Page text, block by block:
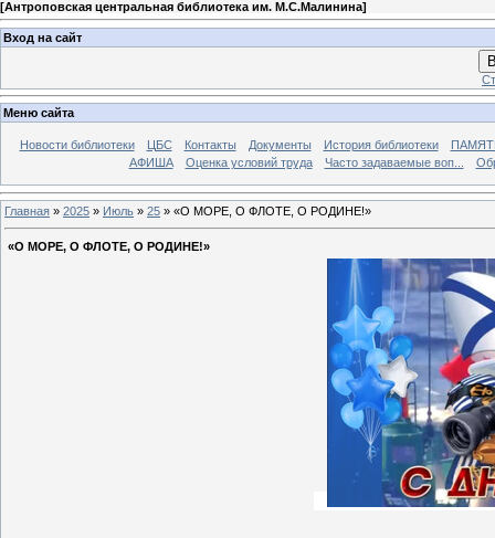
[Антроповская центральная библиотека им. М.С.Малинина]
Вход на сайт
Меню сайта
Новости библиотеки ЦБС Контакты Документы История библиотеки
АФИША
Оценка условий труда Часто задаваемые воп...
Главная » 2025 » Июль » 25 » «О МОРЕ, О ФЛОТЕ, О РОДИНЕ!»
«О МОРЕ, О ФЛОТЕ, О РОДИНЕ!»